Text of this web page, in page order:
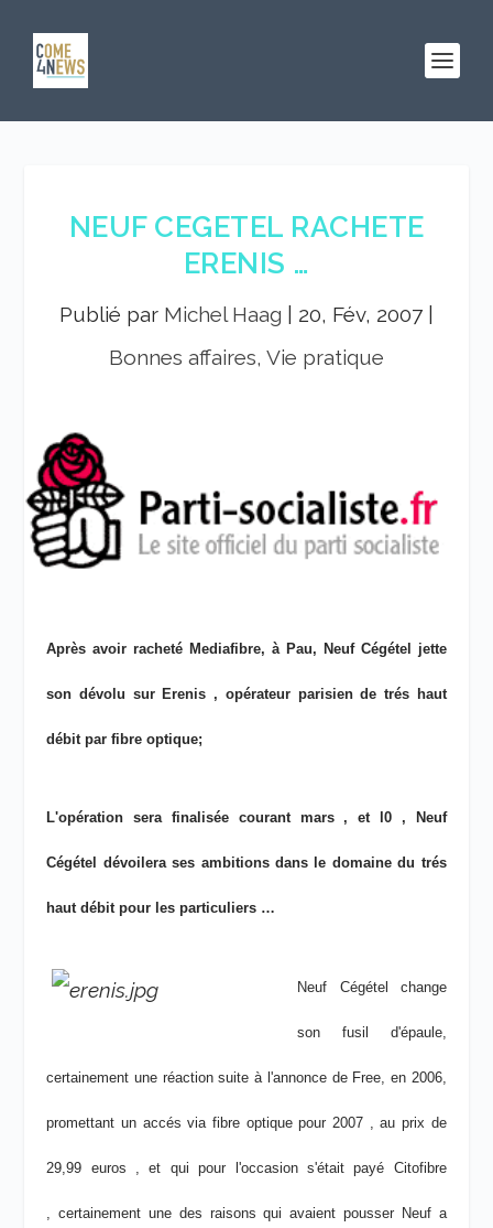
NEUF CEGETEL RACHETE
ERENIS …
Publié par Michel Haag 20, Fév, 2007
Bonnes affaires, Vie pratique
Après avoir racheté Mediafibre, à Pau, Neuf Cégétel jette
son dévolu sur Erenis , opérateur parisien de trés haut
débit par fibre optique;
L'opération sera finalisée courant mars , et l0 , Neuf
Cégétel dévoilera ses ambitions dans le domaine du trés
haut débit pour les particuliers …
Neuf Cégétel change
son fusil d'épaule,
certainement une réaction suite à l'annonce de Free, en 2006,
promettant un accés via fibre optique pour 2007 , au prix de
29,99 euros , et qui pour l'occasion s'était payé Citofibre
, certainement une des raisons qui avaient pousser Neuf a